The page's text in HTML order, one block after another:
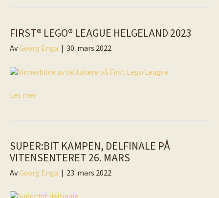
FIRST® LEGO® LEAGUE HELGELAND 2023
AvGeorg Enga | 30. mars 2022
Les mer
SUPER:BIT KAMPEN, DELFINALE PÅ
VITENSENTERET 26. MARS
AvGeorg Enga | 23. mars 2022